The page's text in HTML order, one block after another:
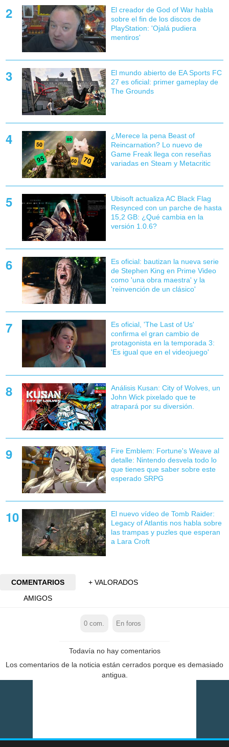
El creador de God of War habla
sobre el fin de los discos de
PlayStation: 'Ojalá pudiera
mentiros'
El mundo abierto de EA Sports FC
27 es oficial: primer gameplay de
The Grounds
¿Merece la pena Beast of
Reincarnation? Lo nuevo de
Game Freak llega con reseñas
variadas en Steam y Metacritic
Ubisoft actualiza AC Black Flag
Resynced con un parche de hasta
15,2 GB: ¿Qué cambia en la
versión 1.0.6?
Es oficial: bautizan la nueva serie
de Stephen King en Prime Video
como 'una obra maestra' y la
'reinvención de un clásico'
Es oficial, 'The Last of Us'
confirma el gran cambio de
protagonista en la temporada 3:
'Es igual que en el videojuego'
Análisis Kusan: City of Wolves, un
John Wick pixelado que te
atrapará por su diversión.
Fire Emblem: Fortune's Weave al
detalle: Nintendo desvela todo lo
que tienes que saber sobre este
esperado SRPG
El nuevo vídeo de Tomb Raider:
Legacy of Atlantis nos habla sobre
las trampas y puzles que esperan
a Lara Croft
COMENTARIOS
+ VALORADOS
AMIGOS
0 com. En foros
Todavía no hay comentarios
Los comentarios de la noticia están cerrados porque es demasiado
antigua.